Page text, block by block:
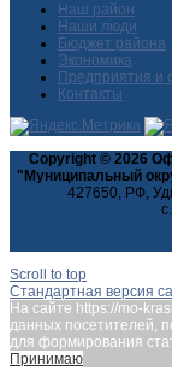
Наш район
Наши люди
Бюджет района
Экономика
Предприятия и
Контакты
Copyright © 2026
"Муниципальный
427650, РФ,
Scroll to top
Стандартная версия
На сайте https://mo-
данных посетителей,
для формирования
Принимаю